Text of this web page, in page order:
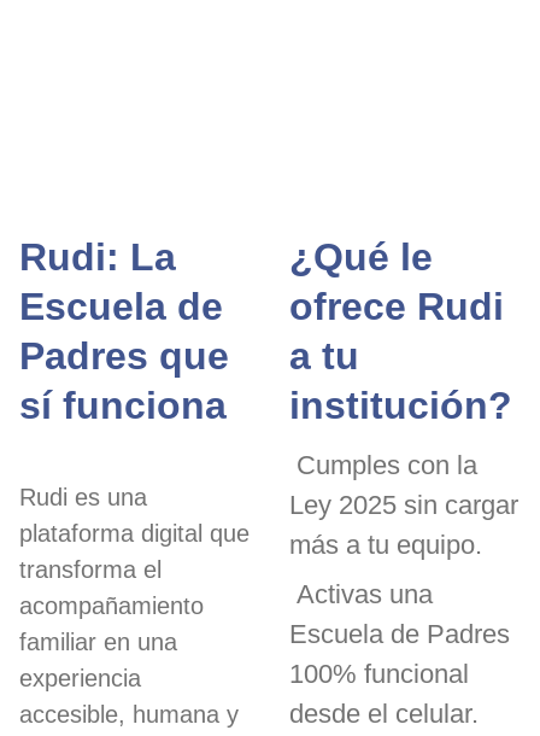
Rudi: La
Escuela de
Padres que
sí funciona
Rudi es una
plataforma digital que
transforma el
acompañamiento
familiar en una
experiencia
accesible, humana y
¿Qué le
ofrece Rudi
a tu
institución?
Cumples con la
Ley 2025 sin cargar
más a tu equipo.
Activas una
Escuela de Padres
100% funcional
desde el celular.